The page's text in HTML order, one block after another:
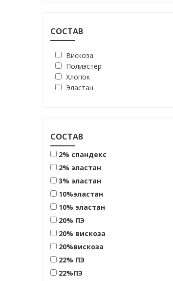
СОСТАВ
Вискоза
Полиэстер
Хлопок
Эластан
СОСТАВ
2% спандекс
2% эластан
3% эластан
10%эластан
10% эластан
20% ПЭ
20% вискоза
20%вискоза
22% ПЭ
22%ПЭ